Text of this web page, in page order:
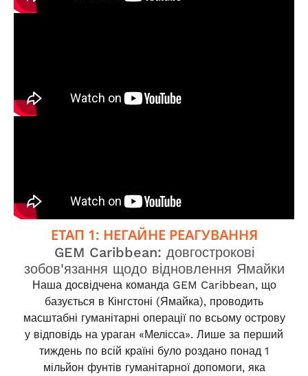
ЕТАП 1: НЕГАЙНЕ РЕАГУВАННЯ
GEM Caribbean: довгострокові
зобов'язання щодо відновлення Ямайки
Наша досвідчена команда GEM Caribbean, що
базується в Кінгстоні (Ямайка), проводить
масштабні гуманітарні операції по всьому острову
у відповідь на ураган «Мелісса». Лише за перший
тиждень по всій країні було роздано понад 1
мільйон фунтів гуманітарної допомоги, яка